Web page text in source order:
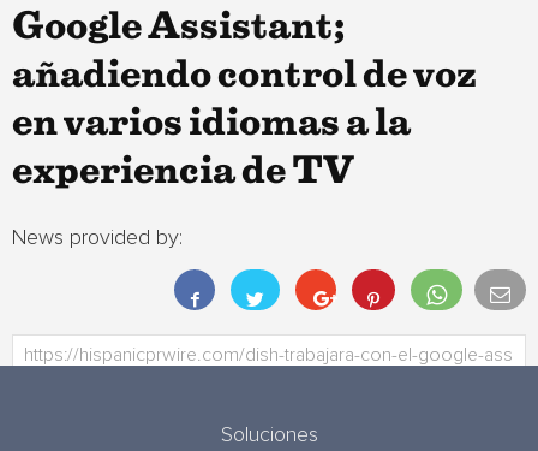
Google Assistant;
añadiendo control de voz
en varios idiomas a la
experiencia de TV
News provided by:
Soluciones